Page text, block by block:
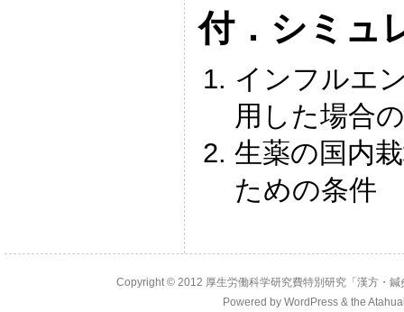
付．シミュ
インフルエ
用した場合
生薬の国内
ための条件
Copyright © 2012 厚生労働科学研究費特別研究「漢方・
Powered by WordPress& the